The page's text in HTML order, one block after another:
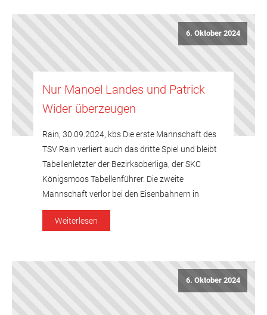
6. Oktober 2024
Nur Manoel Landes und Patrick
Wider überzeugen
Rain, 30.09.2024, kbs Die erste Mannschaft des
TSV Rain verliert auch das dritte Spiel und bleibt
Tabellenletzter der Bezirksoberliga, der SKC
Königsmoos Tabellenführer. Die zweite
Mannschaft verlor bei den Eisenbahnern in
Nördlingen, die nun Tabellenführer sind. SC
Vöhringen G1 – TSV Rain G1: 6-2 (3316-3198)
Weiterlesen
6. Oktober 2024